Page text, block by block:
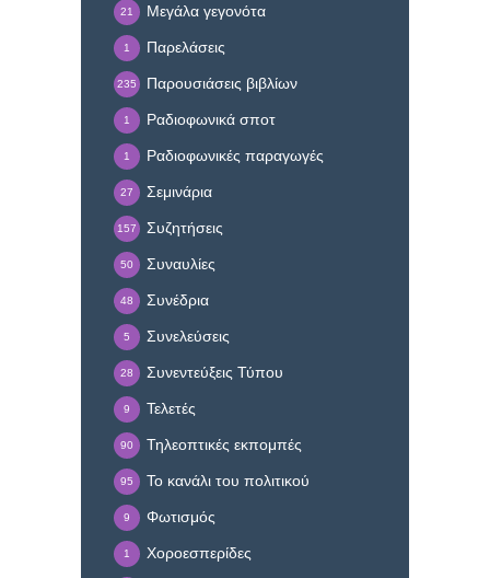
Μεγάλα γεγονότα
21
Παρελάσεις
1
Παρουσιάσεις βιβλίων
235
Ραδιοφωνικά σποτ
1
Ραδιοφωνικές παραγωγές
1
Σεμινάρια
27
Συζητήσεις
157
Συναυλίες
50
Συνέδρια
48
Συνελεύσεις
5
Συνεντεύξεις Τύπου
28
Τελετές
9
Τηλεοπτικές εκπομπές
90
Το κανάλι του πολιτικού
95
Φωτισμός
9
Χοροεσπερίδες
1